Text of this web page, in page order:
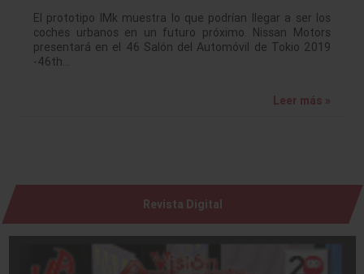
El prototipo IMk muestra lo que podrían llegar a ser los
coches urbanos en un futuro próximo. Nissan Motors
presentará en el 46 Salón del Automóvil de Tokio 2019
-46th…
Leer más »
Revista Digital